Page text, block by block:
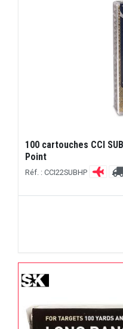
100 cartouches CCI
Point
Réf. : CCI22SUBHP